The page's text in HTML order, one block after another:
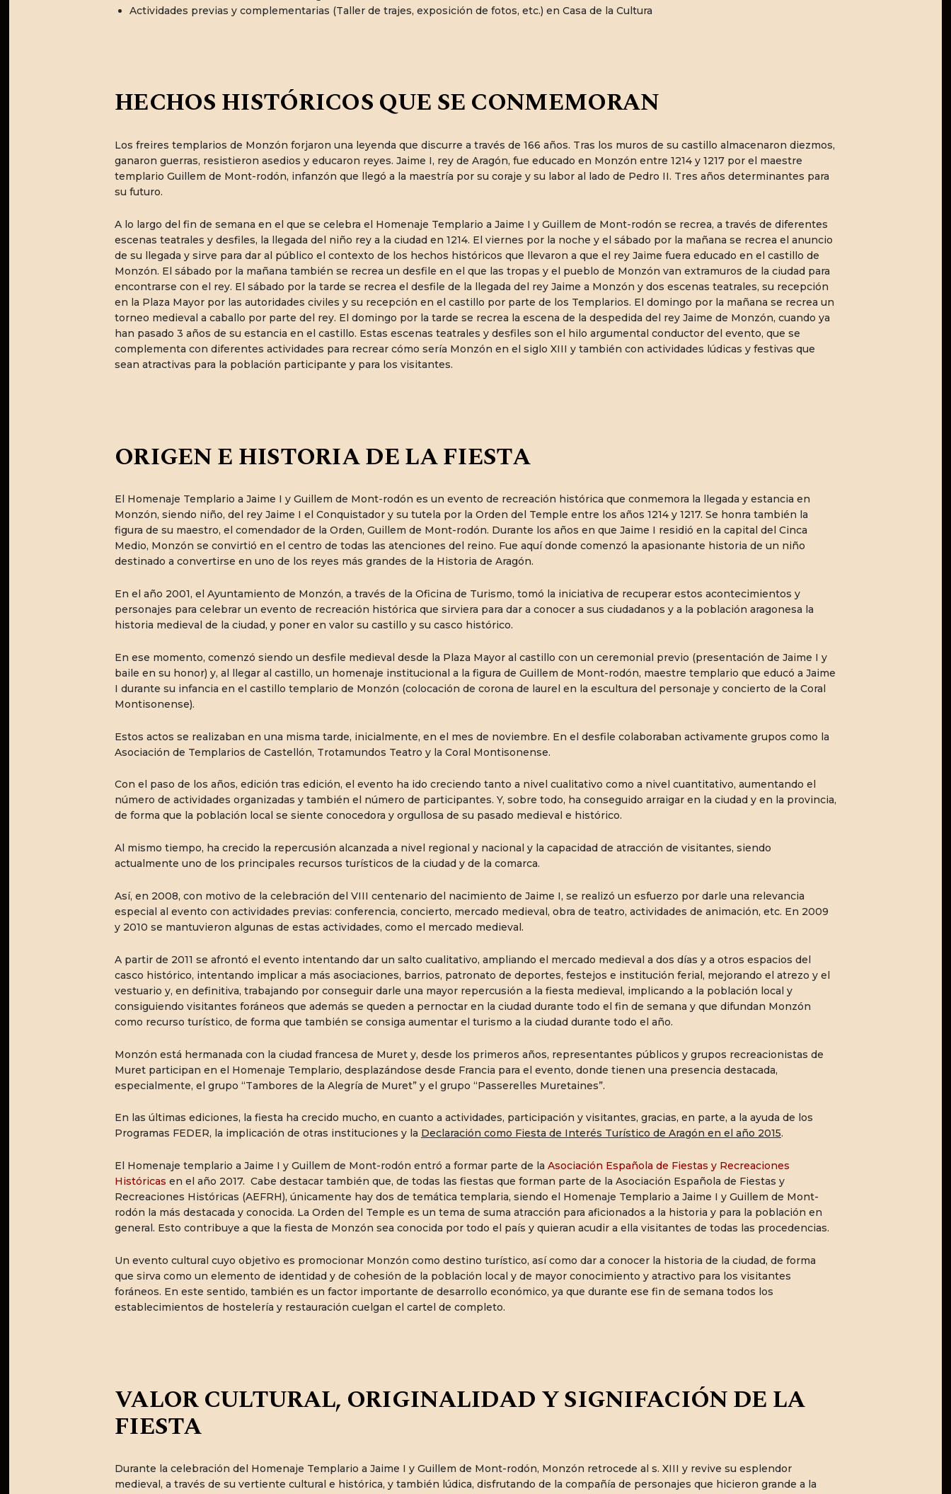
Actividades previas y complementarias (Taller de trajes, exposición de fotos, etc.) en Casa de la Cultura
HECHOS HISTÓRICOS QUE SE CONMEMORAN
Los freires templarios de Monzón forjaron una leyenda que discurre a través de 166 años. Tras los muros de su castillo almacenaron diezmos,
ganaron guerras, resistieron asedios y educaron reyes. Jaime I, rey de Aragón, fue educado en Monzón entre 1214 y 1217 por el maestre
templario Guillem de Mont-rodón, infanzón que llegó a la maestría por su coraje y su labor al lado de Pedro II. Tres años determinantes para
su futuro.
A lo largo del fin de semana en el que se celebra el Homenaje Templario a Jaime I y Guillem de Mont-rodón se recrea, a través de diferentes
escenas teatrales y desfiles, la llegada del niño rey a la ciudad en 1214. El viernes por la noche y el sábado por la mañana se recrea el anuncio
de su llegada y sirve para dar al público el contexto de los hechos históricos que llevaron a que el rey Jaime fuera educado en el castillo de
Monzón. El sábado por la mañana también se recrea un desfile en el que las tropas y el pueblo de Monzón van extramuros de la ciudad para
encontrarse con el rey. El sábado por la tarde se recrea el desfile de la llegada del rey Jaime a Monzón y dos escenas teatrales, su recepción
en la Plaza Mayor por las autoridades civiles y su recepción en el castillo por parte de los Templarios. El domingo por la mañana se recrea un
torneo medieval a caballo por parte del rey. El domingo por la tarde se recrea la escena de la despedida del rey Jaime de Monzón, cuando ya
han pasado 3 años de su estancia en el castillo. Estas escenas teatrales y desfiles son el hilo argumental conductor del evento, que se
complementa con diferentes actividades para recrear cómo sería Monzón en el siglo XIII y también con actividades lúdicas y festivas que
sean atractivas para la población participante y para los visitantes.
ORIGEN E HISTORIA DE LA FIESTA
El Homenaje Templario a Jaime I y Guillem de Mont-rodón es un evento de recreación histórica que conmemora la llegada y estancia en
Monzón, siendo niño, del rey Jaime I el Conquistador y su tutela por la Orden del Temple entre los años 1214 y 1217. Se honra también la
figura de su maestro, el comendador de la Orden, Guillem de Mont-rodón. Durante los años en que Jaime I residió en la capital del Cinca
Medio, Monzón se convirtió en el centro de todas las atenciones del reino. Fue aquí donde comenzó la apasionante historia de un niño
destinado a convertirse en uno de los reyes más grandes de la Historia de Aragón.
En el año 2001, el Ayuntamiento de Monzón, a través de la Oficina de Turismo, tomó la iniciativa de recuperar estos acontecimientos y
personajes para celebrar un evento de recreación histórica que sirviera para dar a conocer a sus ciudadanos y a la población aragonesa la
historia medieval de la ciudad, y poner en valor su castillo y su casco histórico.
En ese momento, comenzó siendo un desfile medieval desde la Plaza Mayor al castillo con un ceremonial previo (presentación de Jaime I y
baile en su honor) y, al llegar al castillo, un homenaje institucional a la figura de Guillem de Mont-rodón, maestre templario que educó a Jaime
I durante su infancia en el castillo templario de Monzón (colocación de corona de laurel en la escultura del personaje y concierto de la Coral
Montisonense).
Estos actos se realizaban en una misma tarde, inicialmente, en el mes de noviembre. En el desfile colaboraban activamente grupos como la
Asociación de Templarios de Castellón, Trotamundos Teatro y la Coral Montisonense.
Con el paso de los años, edición tras edición, el evento ha ido creciendo tanto a nivel cualitativo como a nivel cuantitativo, aumentando el
número de actividades organizadas y también el número de participantes. Y, sobre todo, ha conseguido arraigar en la ciudad y en la provincia,
de forma que la población local se siente conocedora y orgullosa de su pasado medieval e histórico.
Al mismo tiempo, ha crecido la repercusión alcanzada a nivel regional y nacional y la capacidad de atracción de visitantes, siendo
actualmente uno de los principales recursos turísticos de la ciudad y de la comarca.
Así, en 2008, con motivo de la celebración del VIII centenario del nacimiento de Jaime I, se realizó un esfuerzo por darle una relevancia
especial al evento con actividades previas: conferencia, concierto, mercado medieval, obra de teatro, actividades de animación, etc. En 2009
y 2010 se mantuvieron algunas de estas actividades, como el mercado medieval.
A partir de 2011 se afrontó el evento intentando dar un salto cualitativo, ampliando el mercado medieval a dos días y a otros espacios del
casco histórico, intentando implicar a más asociaciones, barrios, patronato de deportes, festejos e institución ferial, mejorando el atrezo y el
vestuario y, en definitiva, trabajando por conseguir darle una mayor repercusión a la fiesta medieval, implicando a la población local y
consiguiendo visitantes foráneos que además se queden a pernoctar en la ciudad durante todo el fin de semana y que difundan Monzón
como recurso turístico, de forma que también se consiga aumentar el turismo a la ciudad durante todo el año.
Monzón está hermanada con la ciudad francesa de Muret y, desde los primeros años, representantes públicos y grupos recreacionistas de
Muret participan en el Homenaje Templario, desplazándose desde Francia para el evento, donde tienen una presencia destacada,
especialmente, el grupo “Tambores de la Alegría de Muret” y el grupo “Passerelles Muretaines”.
En las últimas ediciones, la fiesta ha crecido mucho, en cuanto a actividades, participación y visitantes, gracias, en parte, a la ayuda de los
Programas FEDER, la implicación de otras instituciones y la Declaración como Fiesta de Interés Turístico de Aragón en el año 2015.
El Homenaje templario a Jaime I y Guillem de Mont-rodón entró a formar parte de la Asociación Española de Fiestas y Recreaciones
Históricas en el año 2017. Cabe destacar también que, de todas las fiestas que forman parte de la Asociación Española de Fiestas y
Recreaciones Históricas (AEFRH), únicamente hay dos de temática templaria, siendo el Homenaje Templario a Jaime I y Guillem de Mont-
rodón la más destacada y conocida. La Orden del Temple es un tema de suma atracción para aficionados a la historia y para la población en
general. Esto contribuye a que la fiesta de Monzón sea conocida por todo el país y quieran acudir a ella visitantes de todas las procedencias.
Un evento cultural cuyo objetivo es promocionar Monzón como destino turístico, así como dar a conocer la historia de la ciudad, de forma
que sirva como un elemento de identidad y de cohesión de la población local y de mayor conocimiento y atractivo para los visitantes
foráneos. En este sentido, también es un factor importante de desarrollo económico, ya que durante ese fin de semana todos los
establecimientos de hostelería y restauración cuelgan el cartel de completo.
VALOR CULTURAL, ORIGINALIDAD Y SIGNIFACIÓN DE LA
FIESTA
Durante la celebración del Homenaje Templario a Jaime I y Guillem de Mont-rodón, Monzón retrocede al s. XIII y revive su esplendor
medieval, a través de su vertiente cultural e histórica, y también lúdica, disfrutando de la compañía de personajes que hicieron grande a la